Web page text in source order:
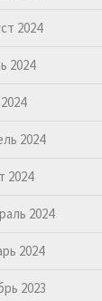
2024
2024
2024
2024
2024
2024
2023